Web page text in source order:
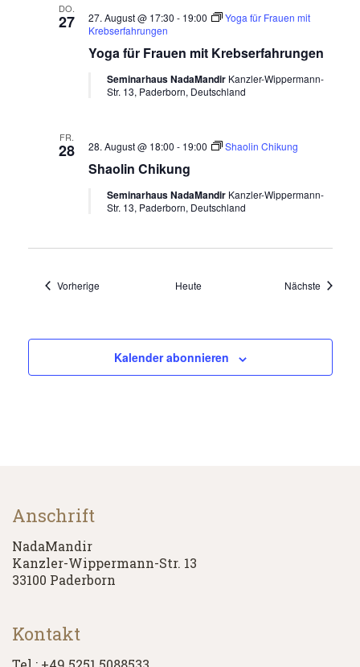
DO.
27
Yoga für Frauen mit Krebserfahrungen
27. August @ 17:30 - 19:00
Yoga für Frauen mit
Krebserfahrungen
Seminarhaus NadaMandir Kanzler-Wippermann-
Str. 13, Paderborn, Deutschland
FR.
28
Shaolin Chikung
28. August @ 18:00 - 19:00 Shaolin Chikung
Seminarhaus NadaMandir Kanzler-Wippermann-
Str. 13, Paderborn, Deutschland
VorherigeVeranstaltungen Heute Nächste
Kalender abonnieren
Anschrift
NadaMandir
Kanzler-Wippermann-Str. 13
33100 Paderborn
Kontakt